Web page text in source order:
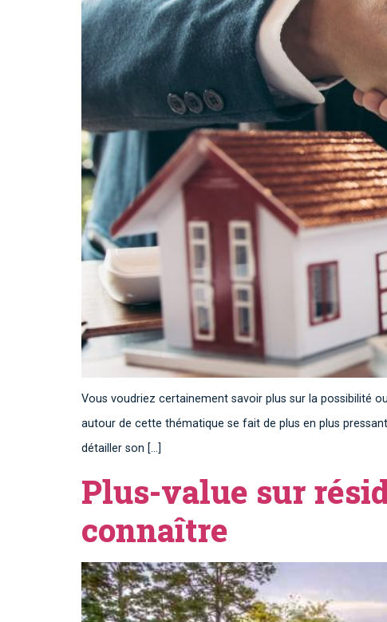
Vous voudriez certainement savoir plus sur la possibilité
autour de cette thématique se fait de plus en plus
détailler son […]
Plus-value sur
connaître